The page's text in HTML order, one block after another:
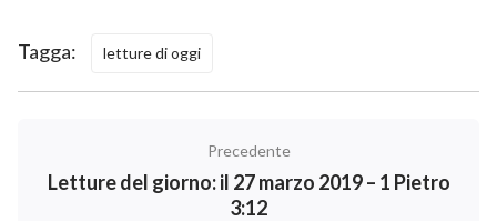
Tagga: letture di oggi
Precedente
Letture del giorno: il 27 marzo 2019 – 1 Pietro
3:12